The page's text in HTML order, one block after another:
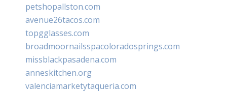
petshopallston.com
avenue26tacos.com
topgglasses.com
broadmoornailsspacoloradosprings.com
missblackpasadena.com
anneskitchen.org
valenciamarketytaqueria.com